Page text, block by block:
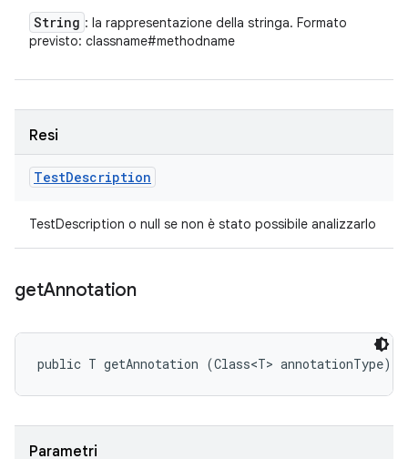
String : la rappresentazione della stringa. Formato
previsto: classname#methodname
Resi
TestDescription
TestDescription o null se non è stato possibile analizzarlo
getAnnotation
public T getAnnotation (Class<T> annotationType)
Parametri